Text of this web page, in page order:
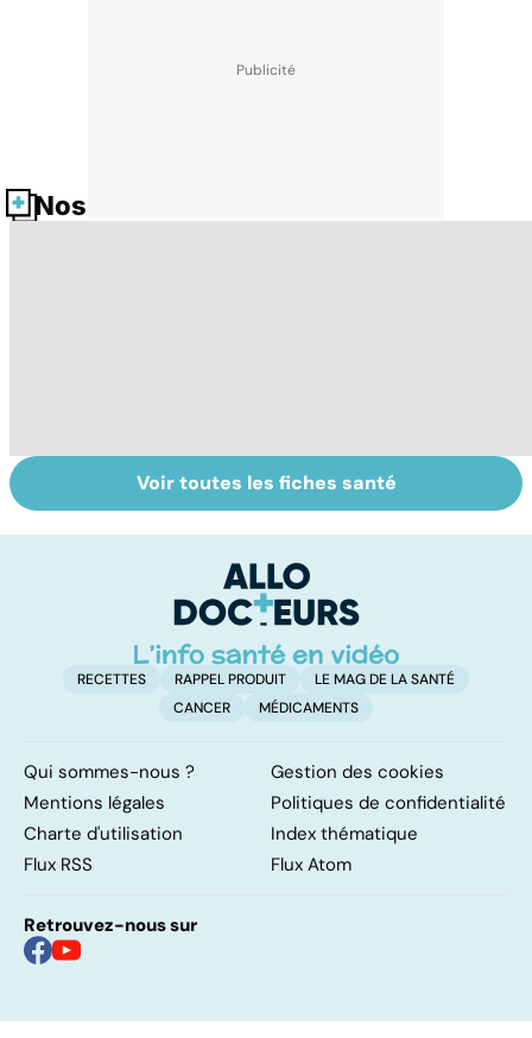
Nos fiches santé
La tuberculose
pulmonaire
Tout savoir sur
les infections
Voir toutes les fiches santé
RECETTES RAPPEL PRODUIT
LE MAG DE LA SANTÉ
CANCER
MÉDICAMENTS
Qui sommes-nous ?
Gestion des cookies
Mentions légales
Politiques de confidentialité
Charte d'utilisation
Index thématique
Flux RSS
Flux Atom
Retrouvez-nous sur